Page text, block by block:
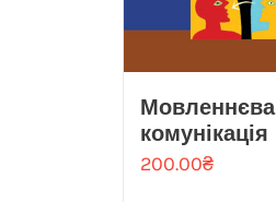
Мовленнєва
комунікація
200.00₴